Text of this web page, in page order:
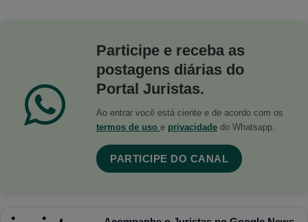
Participe e receba as
postagens diárias do
Portal Juristas.
Ao entrar você está ciente e de acordo com os
termos de uso e privacidade do Whatsapp.
PARTICIPE DO CANAL